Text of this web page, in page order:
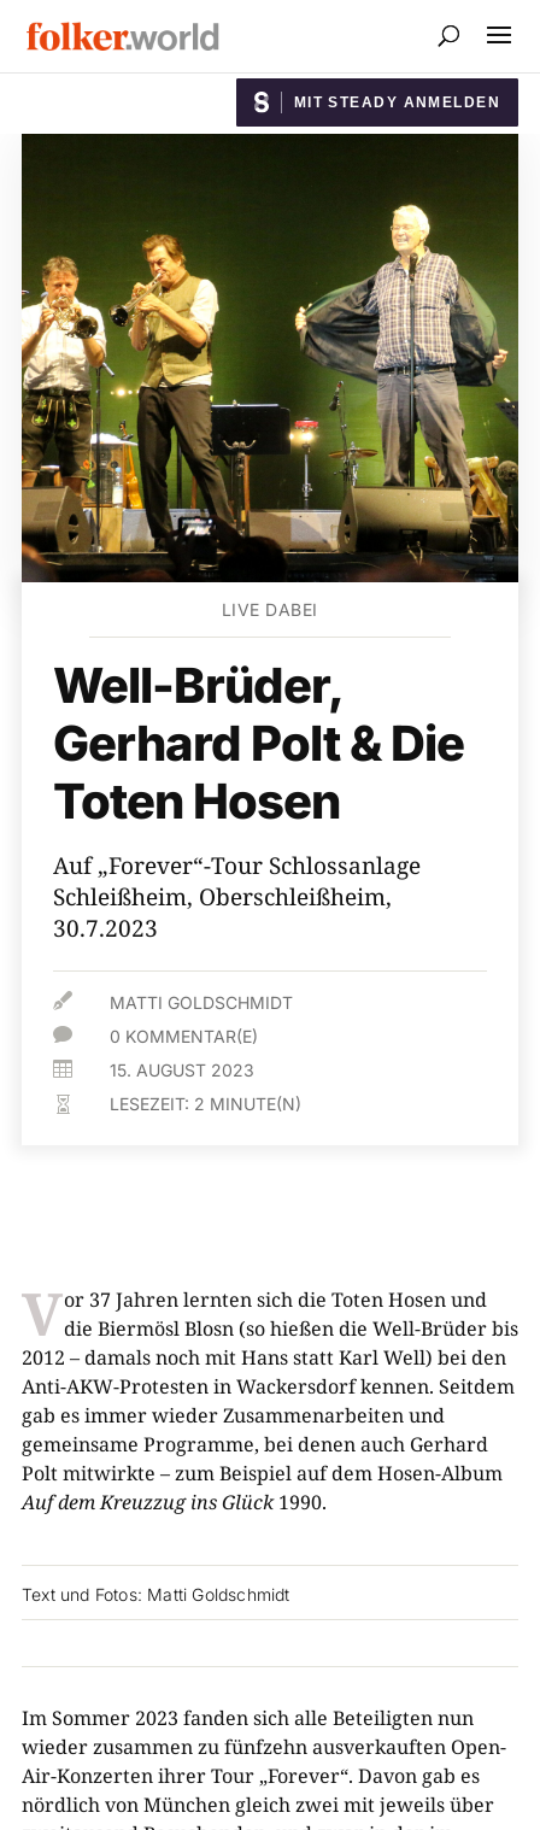
MIT STEADY ANMELDEN
LIVE DABEI
Well-Brüder,
Gerhard Polt & Die
Toten Hosen
Auf „Forever“-Tour Schlossanlage
Schleißheim, Oberschleißheim,
30.7.2023
 MATTI GOLDSCHMIDT
 0 KOMMENTAR(E)
 15. AUGUST 2023
 LESEZEIT: 2 MINUTE(N)
Vor 37 Jahren lernten sich die Toten Hosen und
die Biermösl Blosn (so hießen die Well-Brüder bis
2012 – damals noch mit Hans statt Karl Well) bei den
Anti-AKW-Protesten in Wackersdorf kennen. Seitdem
gab es immer wieder Zusammenarbeiten und
gemeinsame Programme, bei denen auch Gerhard
Polt mitwirkte – zum Beispiel auf dem Hosen-Album
Auf demKreuzzug ins Glück1990.
Text und Fotos: Matti Goldschmidt
Im Sommer 2023 fanden sich alle Beteiligten nun
wieder zusammen zu fünfzehn ausverkauften Open-
Air-Konzerten ihrer Tour „Forever“. Davon gab es
nördlich von München gleich zwei mit jeweils über